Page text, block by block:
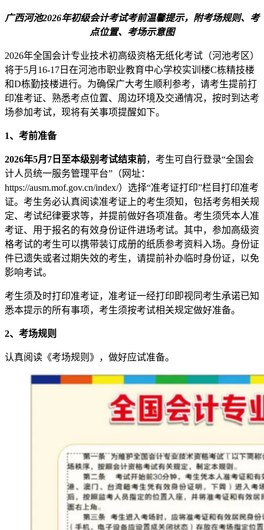
广西河池2026年初级会计考试考前温馨提示，附考场规则、考
点位置、考场示意图
2026年全国会计专业技术初高级资格无纸化考试（河池考区）
将于5月16-17日在河池市职业教育中心学校实训楼C栋精技楼
和D栋勤技楼进行。为确保广大考生顺利参考，请考生提前打
印准考证、熟悉考点位置、周边环境及交通情况，按时到达考
场参加考试，现将有关事项提醒如下。
1、考前准备
2026年5月7日至本级别考试结束前，考生可自行登录“全国会
计人员统一服务管理平台”（网址：
https://ausm.mof.gov.cn/index/）选择“准考证打印”栏目打印准考
证。考生务必认真阅读准考证上的考生须知，包括考务相关规
定、考试纪律要求等，并提前做好各项准备。考生须凭本人准
考证、用于报名的有效身份证件进场考试。其中，参加高级资
格考试的考生可以携带装订成册的纸质参考资料入场。身份证
件已遗失或者过期失效的考生，请提前补办临时身份证，以免
影响考试。
考生须及时打印准考证，准考证一经打印即视同考生承诺已知
悉本提示的所有事项，考生须按考试相关规定做好准备。
2、考场规则
认真阅读《考场规则》，做好应试准备。